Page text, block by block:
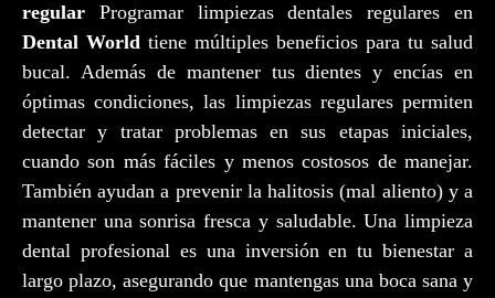
regular Programar limpiezas dentales regulares en
Dental World tiene múltiples beneficios para tu salud
bucal. Además de mantener tus dientes y encías en
óptimas condiciones, las limpiezas regulares permiten
detectar y tratar problemas en sus etapas iniciales,
cuando son más fáciles y menos costosos de manejar.
También ayudan a prevenir la halitosis (mal aliento) y a
mantener una sonrisa fresca y saludable. Una limpieza
dental profesional es una inversión en tu bienestar a
largo plazo, asegurando que mantengas una boca sana y